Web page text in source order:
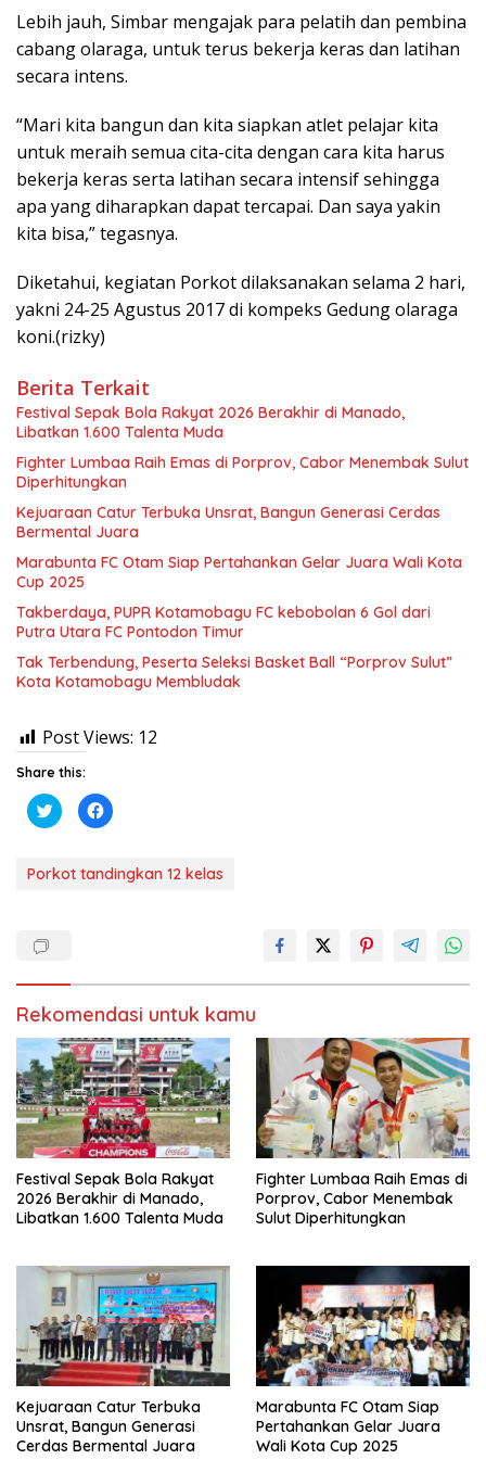
Lebih jauh, Simbar mengajak para pelatih dan pembina
cabang olaraga, untuk terus bekerja keras dan latihan
secara intens.
“Mari kita bangun dan kita siapkan atlet pelajar kita
untuk meraih semua cita-cita dengan cara kita harus
bekerja keras serta latihan secara intensif sehingga
apa yang diharapkan dapat tercapai. Dan saya yakin
kita bisa,” tegasnya.
Diketahui, kegiatan Porkot dilaksanakan selama 2 hari,
yakni 24-25 Agustus 2017 di kompeks Gedung olaraga
koni.(rizky)
Berita Terkait
Festival Sepak Bola Rakyat 2026 Berakhir di Manado,
Libatkan 1.600 Talenta Muda
Fighter Lumbaa Raih Emas di Porprov, Cabor Menembak Sulut
Diperhitungkan
Kejuaraan Catur Terbuka Unsrat, Bangun Generasi Cerdas
Bermental Juara
Marabunta FC Otam Siap Pertahankan Gelar Juara Wali Kota
Cup 2025
Takberdaya, PUPR Kotamobagu FC kebobolan 6 Gol dari
Putra Utara FC Pontodon Timur
Tak Terbendung, Peserta Seleksi Basket Ball “Porprov Sulut”
Kota Kotamobagu Membludak
Post Views: 12
Share this:
K
l
n
t
g
p
d
a
T
w
i
t
t
e
r
(
M
e
m
b
u
d
i
j
e
n
d
e
l
a
y
n
g
b
a
K
l
n
t
g
k
n
d
i
F
a
c
e
b
o
o
k
(
M
e
m
k
a
d
i
j
e
n
d
e
l
y
a
n
g
Porkot tandingkan 12 kelas
Rekomendasi untuk kamu
Festival Sepak Bola Rakyat
2026 Berakhir di Manado,
Libatkan 1.600 Talenta Muda
Fighter Lumbaa Raih Emas di
Porprov, Cabor Menembak
Sulut Diperhitungkan
Kejuaraan Catur Terbuka
Unsrat, Bangun Generasi
Cerdas Bermental Juara
Marabunta FC Otam Siap
Pertahankan Gelar Juara
Wali Kota Cup 2025